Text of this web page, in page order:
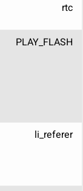
rtc
PLAY_FLASH
li_referer